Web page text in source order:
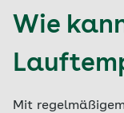
Wie
Mit